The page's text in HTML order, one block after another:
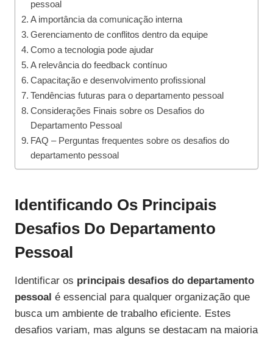
pessoal
A importância da comunicação interna
Gerenciamento de conflitos dentro da equipe
Como a tecnologia pode ajudar
A relevância do feedback contínuo
Capacitação e desenvolvimento profissional
Tendências futuras para o departamento pessoal
Considerações Finais sobre os Desafios do
Departamento Pessoal
FAQ – Perguntas frequentes sobre os desafios do
departamento pessoal
Identificando Os Principais
Desafios Do Departamento
Pessoal
Identificar os principais desafios do departamento
pessoal é essencial para qualquer organização que
busca um ambiente de trabalho eficiente. Estes
desafios variam, mas alguns se destacam na maioria